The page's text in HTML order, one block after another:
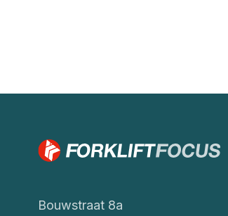
Bouwstraat 8a